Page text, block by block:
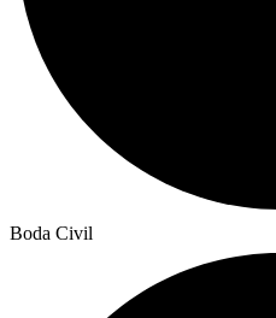
Boda Civil